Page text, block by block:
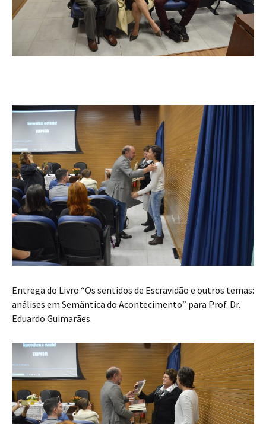
Entrega do Livro “Os sentidos de Escravidão e outros temas:
análises em Semântica do Acontecimento” para Prof. Dr.
Eduardo Guimarães.